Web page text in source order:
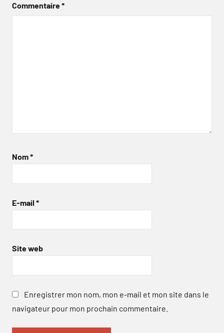
Commentaire*
Nom*
E-mail *
Site web
Enregistrer mon nom, mon e-mail et mon site dans le
navigateur pour mon prochain commentaire.